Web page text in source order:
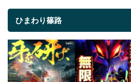
ひまわり篠路